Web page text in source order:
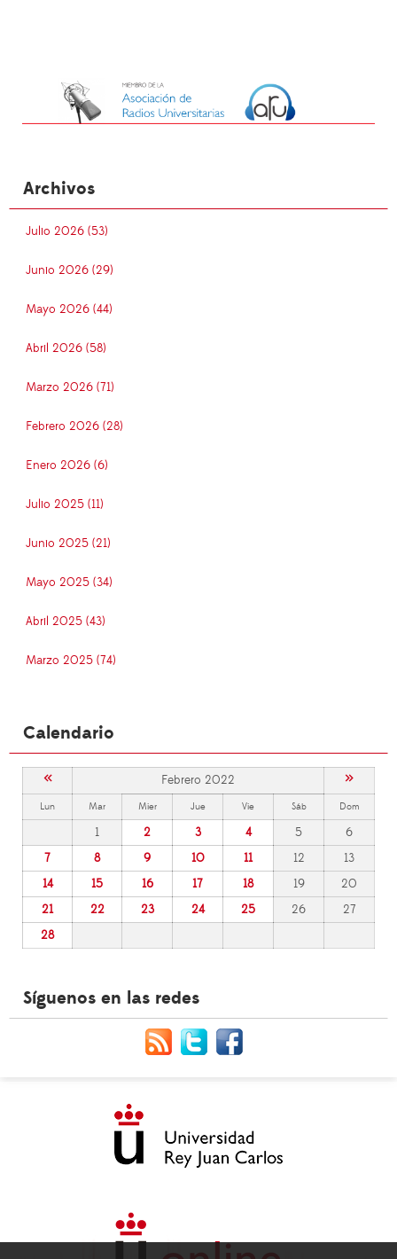
Archivos
Julio 2026 (53)
Junio 2026 (29)
Mayo 2026 (44)
Abril 2026 (58)
Marzo 2026 (71)
Febrero 2026 (28)
Enero 2026 (6)
Julio 2025 (11)
Junio 2025 (21)
Mayo 2025 (34)
Abril 2025 (43)
Marzo 2025 (74)
Calendario
« Febrero 2022 »
Lun Mar Mier Jue Vie Sáb Dom
1 2 3 4 5
6
7
8 9 10 11 12
13
14
15 16 17 18 19
20
21
22 23 24 25 26
27
28
Síguenos en las redes